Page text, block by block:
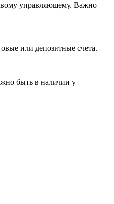
управляющему. Важно
или депозитные счета.
быть в наличии у